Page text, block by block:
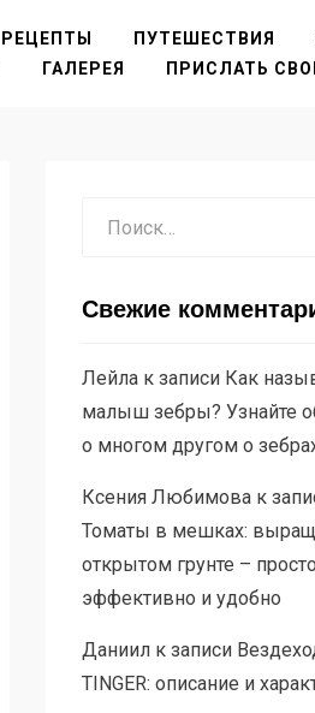
РЕЦЕПТЫ ПУТЕШЕСТВИЯ
ГАЛЕРЕЯ ПРИСЛАТЬ
Свежие
Лейлак записи Как
малыш зебры? Узнайте
о многом другом о
Ксения Любимовак
Томаты в мешках:
открытом грунте –
эффективно и удобно
Даниилк записи
TINGER: описание и